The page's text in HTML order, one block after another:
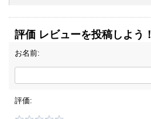
評価 レビューを投稿しよう！
お名前:
評価: